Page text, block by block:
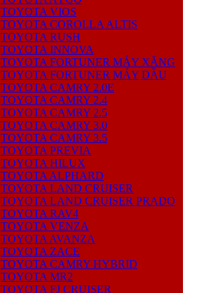
TOYOTA VIOS
TOYOTA COROLLA ALTIS
TOYOTA RUSH
TOYOTA INNOVA
TOYOTA FORTUNER MÁY XĂNG
TOYOTA FORTUNER MÁY DẦU
TOYOTA CAMRY 2.0E
TOYOTA CAMRY 2.4
TOYOTA CAMRY 2.5
TOYOTA CAMRY 3.0
TOYOTA CAMRY 3.5
TOYOTA PREVIA
TOYOTA HILUX
TOYOTA ALPHARD
TOYOTA LAND CRUISER
TOYOTA LAND CRUISER PRADO
TOYOTA RAV4
TOYOTA VENZA
TOYOTA AVANZA
TOYOTA ZACE
TOYOTA CAMRY HYBRID
TOYOTA MR2
TOYOTA FJ CRUISER